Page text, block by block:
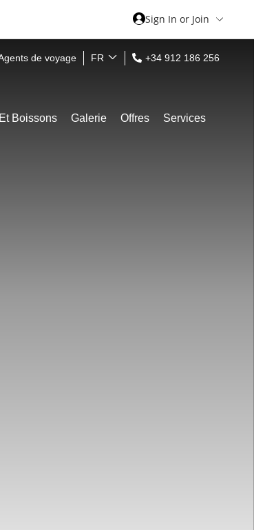
Sign In or Join
de voyage FR +34 912 186 256
Boissons Galerie Offres Services